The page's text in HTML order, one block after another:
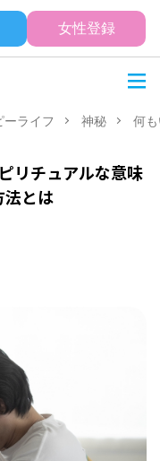
女性登録
ーライフ 神秘 何
リチュアルな意味
法とは